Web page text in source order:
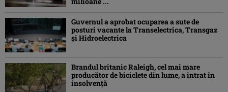
Guvernul a aprobat ocuparea a sute de
posturi vacante la Transelectrica, Transgaz
și Hidroelectrica
Brandul britanic Raleigh, cel mai mare
producător de biciclete din lume, a intrat în
insolvență